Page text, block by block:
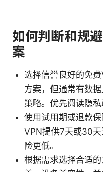
如何判断和规
案
选择信誉良好的免
方案，但通常有数
策略。优先阅读隐私
使用试用期或退款
VPN提供7天或30
险更低。
根据需求选择合适